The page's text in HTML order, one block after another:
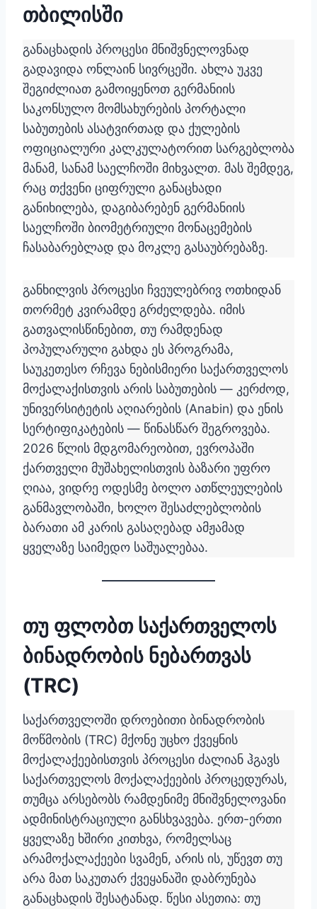
თბილისში
განაცხადის პროცესი მნიშვნელოვნად
გადავიდა ონლაინ სივრცეში. ახლა უკვე
შეგიძლიათ გამოიყენოთ გერმანიის
საკონსულო მომსახურების პორტალი
საბუთების ასატვირთად და ქულების
ოფიციალური კალკულატორით სარგებლობა
მანამ, სანამ საელჩოში მიხვალთ. მას შემდეგ,
რაც თქვენი ციფრული განაცხადი
განიხილება, დაგიბარებენ გერმანიის
საელჩოში ბიომეტრიული მონაცემების
ჩასაბარებლად და მოკლე გასაუბრებაზე.
განხილვის პროცესი ჩვეულებრივ ოთხიდან
თორმეტ კვირამდე გრძელდება. იმის
გათვალისწინებით, თუ რამდენად
პოპულარული გახდა ეს პროგრამა,
საუკეთესო რჩევა ნებისმიერი საქართველოს
მოქალაქისთვის არის საბუთების — კერძოდ,
უნივერსიტეტის აღიარების (Anabin) და ენის
სერტიფიკატების — წინასწარ შეგროვება.
2026 წლის მდგომარეობით, ევროპაში
ქართველი მუშახელისთვის ბაზარი უფრო
ღიაა, ვიდრე ოდესმე ბოლო ათწლეულების
განმავლობაში, ხოლო შესაძლებლობის
ბარათი ამ კარის გასაღებად ამჟამად
ყველაზე საიმედო საშუალებაა.
თუ ფლობთ საქართველოს
ბინადრობის ნებართვას
(TRC)
საქართველოში დროებითი ბინადრობის
მოწმობის (TRC) მქონე უცხო ქვეყნის
მოქალაქეებისთვის პროცესი ძალიან ჰგავს
საქართველოს მოქალაქეების პროცედურას,
თუმცა არსებობს რამდენიმე მნიშვნელოვანი
ადმინისტრაციული განსხვავება. ერთ-ერთი
ყველაზე ხშირი კითხვა, რომელსაც
არამოქალაქეები სვამენ, არის ის, უწევთ თუ
არა მათ საკუთარ ქვეყანაში დაბრუნება
განაცხადის შესატანად. წესი ასეთია: თუ